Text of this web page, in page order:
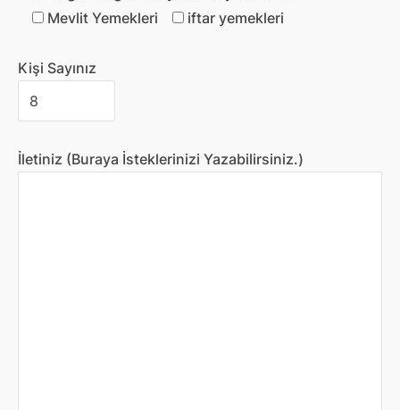
Mevlit Yemekleri
iftar yemekleri
Kişi Sayınız
İletiniz (Buraya İsteklerinizi Yazabilirsiniz.)